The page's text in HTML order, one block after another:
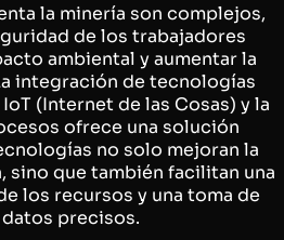
la minería son complejos,
de los trabajadores
ambiental y aumentar la
integración de tecnologías
(Internet de las Cosas) y la
ofrece una solución
no solo mejoran la
sino que también facilitan una
los recursos y una toma de
precisos.